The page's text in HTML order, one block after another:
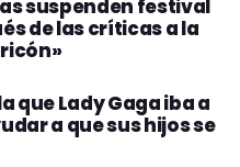
suspenden festival
de las críticas a la
que Lady Gaga iba a
a que sus hijos se